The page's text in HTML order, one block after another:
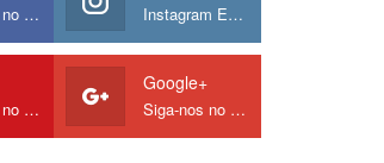
Siga-nos no Facebook Instagram Europamos
Siga-nos no Youtube
Google+
Siga-nos no Google